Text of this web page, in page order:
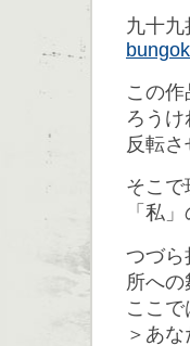
九
この
ろうけ
反転
そこ
「私
つづら
所へ
ここで
＞あ